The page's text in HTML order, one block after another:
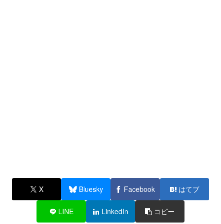
X Bluesky Facebook はてブ
LINE LinkedIn コピー